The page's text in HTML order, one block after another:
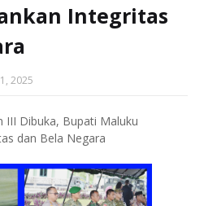
Integritas
2025
III Dibuka, Bupati Maluku
dan Bela Negara